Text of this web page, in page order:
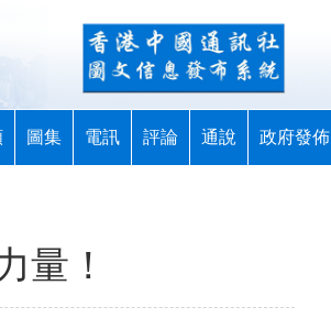
圖集 電訊 評論 通說 政府發佈
量！